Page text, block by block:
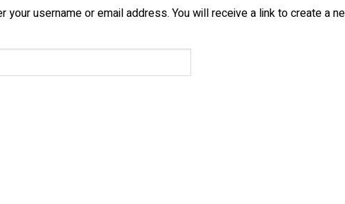
username or email address. You will receive a link to create a